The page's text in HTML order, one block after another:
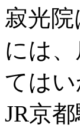
寂光
には
ては
JR京